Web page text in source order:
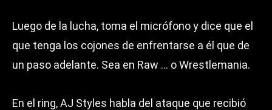
Luego de la lucha, toma el micrófono y dice que el
que tenga los cojones de enfrentarse a él que de
un paso adelante. Sea en Raw … o Wrestlemania.
En el ring, AJ Styles habla del ataque que recibió